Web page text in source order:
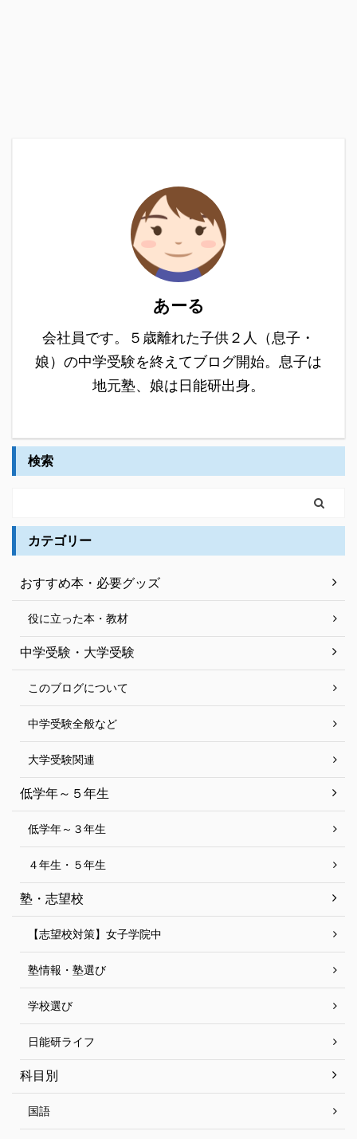
あーる
会社員です。５歳離れた子供２人（息子・
娘）の中学受験を終えてブログ開始。息子は
地元塾、娘は日能研出身。
検索
カテゴリー
おすすめ本・必要グッズ
役に立った本・教材
中学受験・大学受験
このブログについて
中学受験全般など
大学受験関連
低学年～５年生
低学年～３年生
４年生・５年生
塾・志望校
【志望校対策】女子学院中
塾情報・塾選び
学校選び
日能研ライフ
科目別
国語